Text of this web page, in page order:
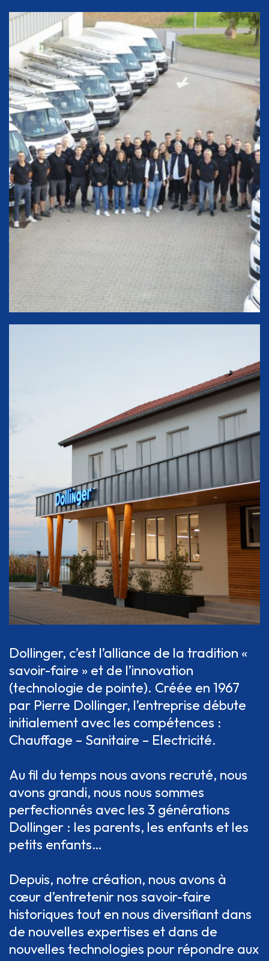
Dollinger, c’est l’alliance de la tradition «
savoir-faire » et de l’innovation
(technologie de pointe). Créée en 1967
par Pierre Dollinger, l’entreprise débute
initialement avec les compétences :
Chauffage – Sanitaire – Electricité.
Au fil du temps nous avons recruté, nous
avons grandi, nous nous sommes
perfectionnés avec les 3 générations
Dollinger : les parents, les enfants et les
petits enfants…
Depuis, notre création, nous avons à
cœur d’entretenir nos savoir-faire
historiques tout en nous diversifiant dans
de nouvelles expertises et dans de
nouvelles technologies pour répondre aux